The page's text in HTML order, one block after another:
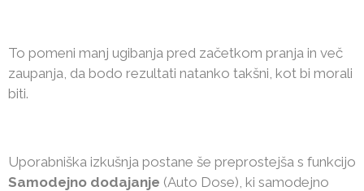
To pomeni manj ugibanja pred začetkom pranja in več
zaupanja, da bodo rezultati natanko takšni, kot bi morali
biti.
Uporabniška izkušnja postane še preprostejša s funkcijo
Samodejno dodajanje (Auto Dose), ki samodejno